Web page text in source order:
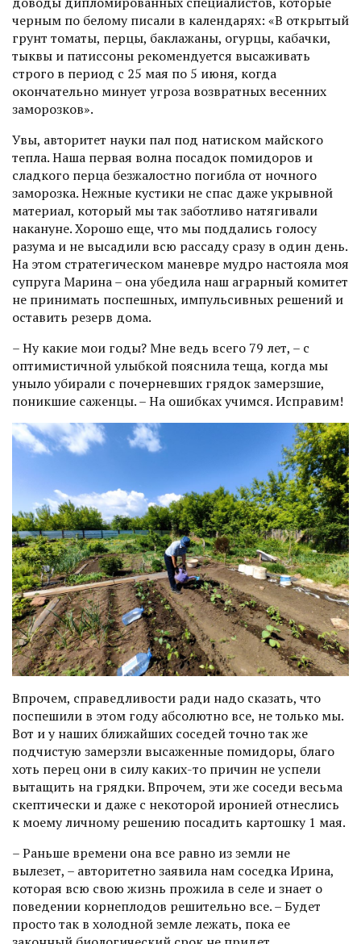
черным по белому писали в календарях: «В открытый
грунт томаты, перцы, баклажаны, огурцы, кабачки,
тыквы и патиссоны рекомендуется высаживать
строго в период с 25 мая по 5 июня, когда
окончательно минует угроза возвратных весенних
заморозков».
Увы, авторитет науки пал под натиском майского
тепла. Наша первая волна посадок помидоров и
сладкого перца безжалостно погибла от ночного
заморозка. Нежные кустики не спас даже укрывной
мате­риал, который мы так заботливо натягивали
накануне. Хорошо еще, что мы поддались голосу
разума и не высадили всю рассаду сразу в один день.
На этом стратегическом маневре мудро настояла моя
супруга Марина – она убедила наш аграрный комитет
не принимать поспешных, импульсивных решений и
оставить резерв дома.
– Ну какие мои годы? Мне ведь всего 79 лет, – с
оптимистичной улыбкой пояс­нила теща, когда мы
уныло убирали с почерневших грядок замерзшие,
поникшие саженцы. – На ошибках учимся. Исправим!
Впрочем, справедливости ради надо сказать, что
поспешили в этом году абсолютно все, не только мы.
Вот и у наших ближайших соседей точно так же
подчистую замерзли высаженные помидоры, благо
хоть перец они в силу каких-то причин не успели
вытащить на грядки. Впрочем, эти же соседи весьма
скептически и даже с некоторой иронией отнеслись
к моему личному решению посадить картошку 1 мая.
– Раньше времени она все равно из земли не
вылезет, – авторитетно заявила нам соседка Ирина,
которая всю свою жизнь прожила в селе и знает о
поведении корнеплодов решительно все. – Будет
просто так в холодной земле лежать, пока ее